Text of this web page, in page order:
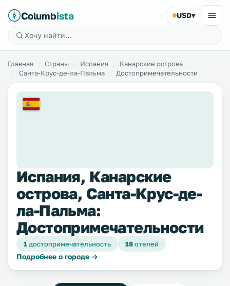
Columbista USD▾
Главная Страны Испания
Канарские острова
Санта-Крус-де-ла-Пальма
Достопримечательности
Испания, Канарские
острова, Санта-Крус-де-
ла-Пальма:
Достопримечательности
1достопримечательность 18отелей
Подробнее о городе →